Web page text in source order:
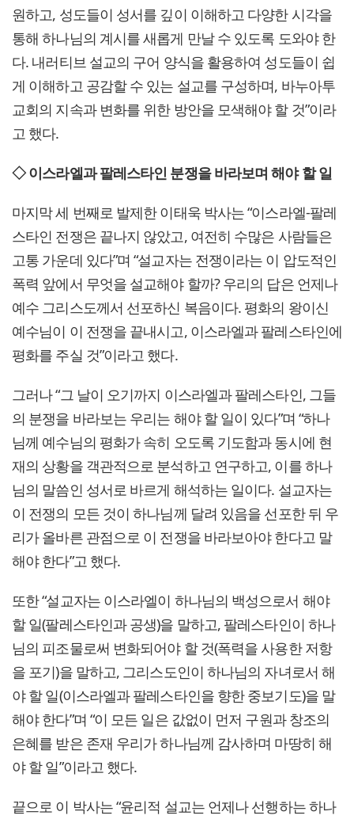
원하고, 성도들이 성서를 깊이 이해하고 다양한 시각을
통해 하나님의 계시를 새롭게 만날 수 있도록 도와야 한
다. 내러티브 설교의 구어 양식을 활용하여 성도들이 쉽
게 이해하고 공감할 수 있는 설교를 구성하며, 바누아투
교회의 지속과 변화를 위한 방안을 모색해야 할 것”이라
고 했다.
◇ 이스라엘과 팔레스타인 분쟁을 바라보며 해야 할 일
마지막 세 번째로 발제한 이태욱 박사는 “이스라엘-팔레
스타인 전쟁은 끝나지 않았고, 여전히 수많은 사람들은
고통 가운데 있다”며 “설교자는 전쟁이라는 이 압도적인
폭력 앞에서 무엇을 설교해야 할까? 우리의 답은 언제나
예수 그리스도께서 선포하신 복음이다. 평화의 왕이신
예수님이 이 전쟁을 끝내시고, 이스라엘과 팔레스타인에
평화를 주실 것”이라고 했다.
그러나 “그 날이 오기까지 이스라엘과 팔레스타인, 그들
의 분쟁을 바라보는 우리는 해야 할 일이 있다”며 “하나
님께 예수님의 평화가 속히 오도록 기도함과 동시에 현
재의 상황을 객관적으로 분석하고 연구하고, 이를 하나
님의 말씀인 성서로 바르게 해석하는 일이다. 설교자는
이 전쟁의 모든 것이 하나님께 달려 있음을 선포한 뒤 우
리가 올바른 관점으로 이 전쟁을 바라보아야 한다고 말
해야 한다”고 했다.
또한 “설교자는 이스라엘이 하나님의 백성으로서 해야
할 일(팔레스타인과 공생)을 말하고, 팔레스타인이 하나
님의 피조물로써 변화되어야 할 것(폭력을 사용한 저항
을 포기)을 말하고, 그리스도인이 하나님의 자녀로서 해
야 할 일(이스라엘과 팔레스타인을 향한 중보기도)을 말
해야 한다”며 “이 모든 일은 값없이 먼저 구원과 창조의
은혜를 받은 존재 우리가 하나님께 감사하며 마땅히 해
야 할 일”이라고 했다.
끝으로 이 박사는 “윤리적 설교는 언제나 선행하는 하나